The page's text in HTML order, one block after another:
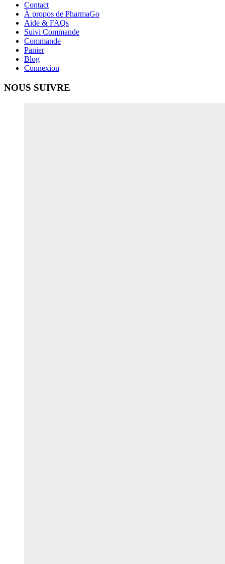
Contact
À propos de PharmaGo
Aide & FAQs
Suivi Commande
Commande
Panier
Blog
Connexion
NOUS SUIVRE